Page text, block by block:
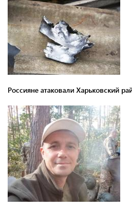
Россияне атаковали Харьковский